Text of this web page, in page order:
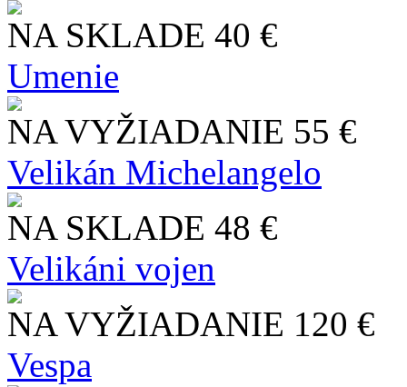
NA SKLADE 40 €
Umenie
NA VYŽIADANIE 55 €
Velikán Michelangelo
NA SKLADE 48 €
Velikáni vojen
NA VYŽIADANIE 120 €
Vespa